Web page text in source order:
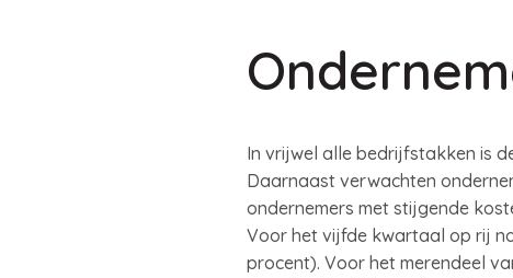
In vrijwel alle bedrijfstakken is
Daarnaast verwachten
ondernemers met stijgende
Voor het vijfde kwartaal op rij
procent). Voor het merendeel